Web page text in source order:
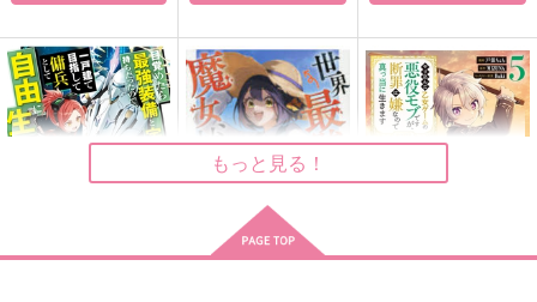
春雨はねむる
Hoodtei
松野おそ松×松野チョロ松
サンプル
女装した僕とデートで
きるかな？
SNBK
787円（税込）
スタンリー×Dr.XENO
サンプル
僕の知らないお前でい
るな。
DNAがダメ
629円（税込）
サンプル
もっと見る！